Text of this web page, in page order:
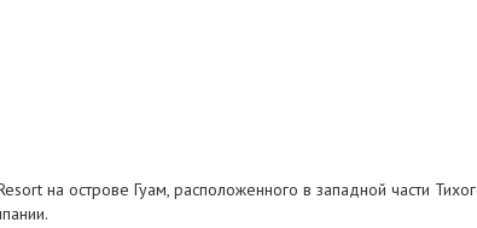
на острове Гуам, расположенного в западной части